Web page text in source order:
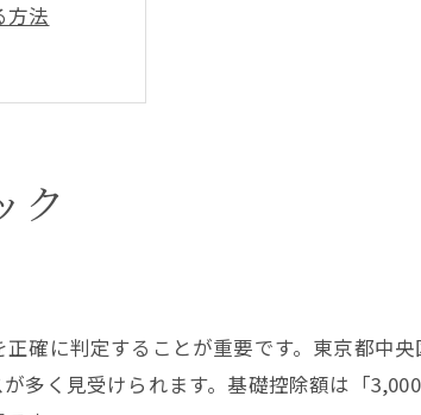
方法
ース
解説
処策
紹介
意事項
は
ク
確に判定することが重要です。東京都中央
多く見受けられます。基礎控除額は「